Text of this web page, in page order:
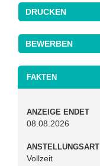
DRUCKEN
FAKTEN
ANZEIGE ENDET
08.08.2026
ANSTELLUNGSART
Vollzeit